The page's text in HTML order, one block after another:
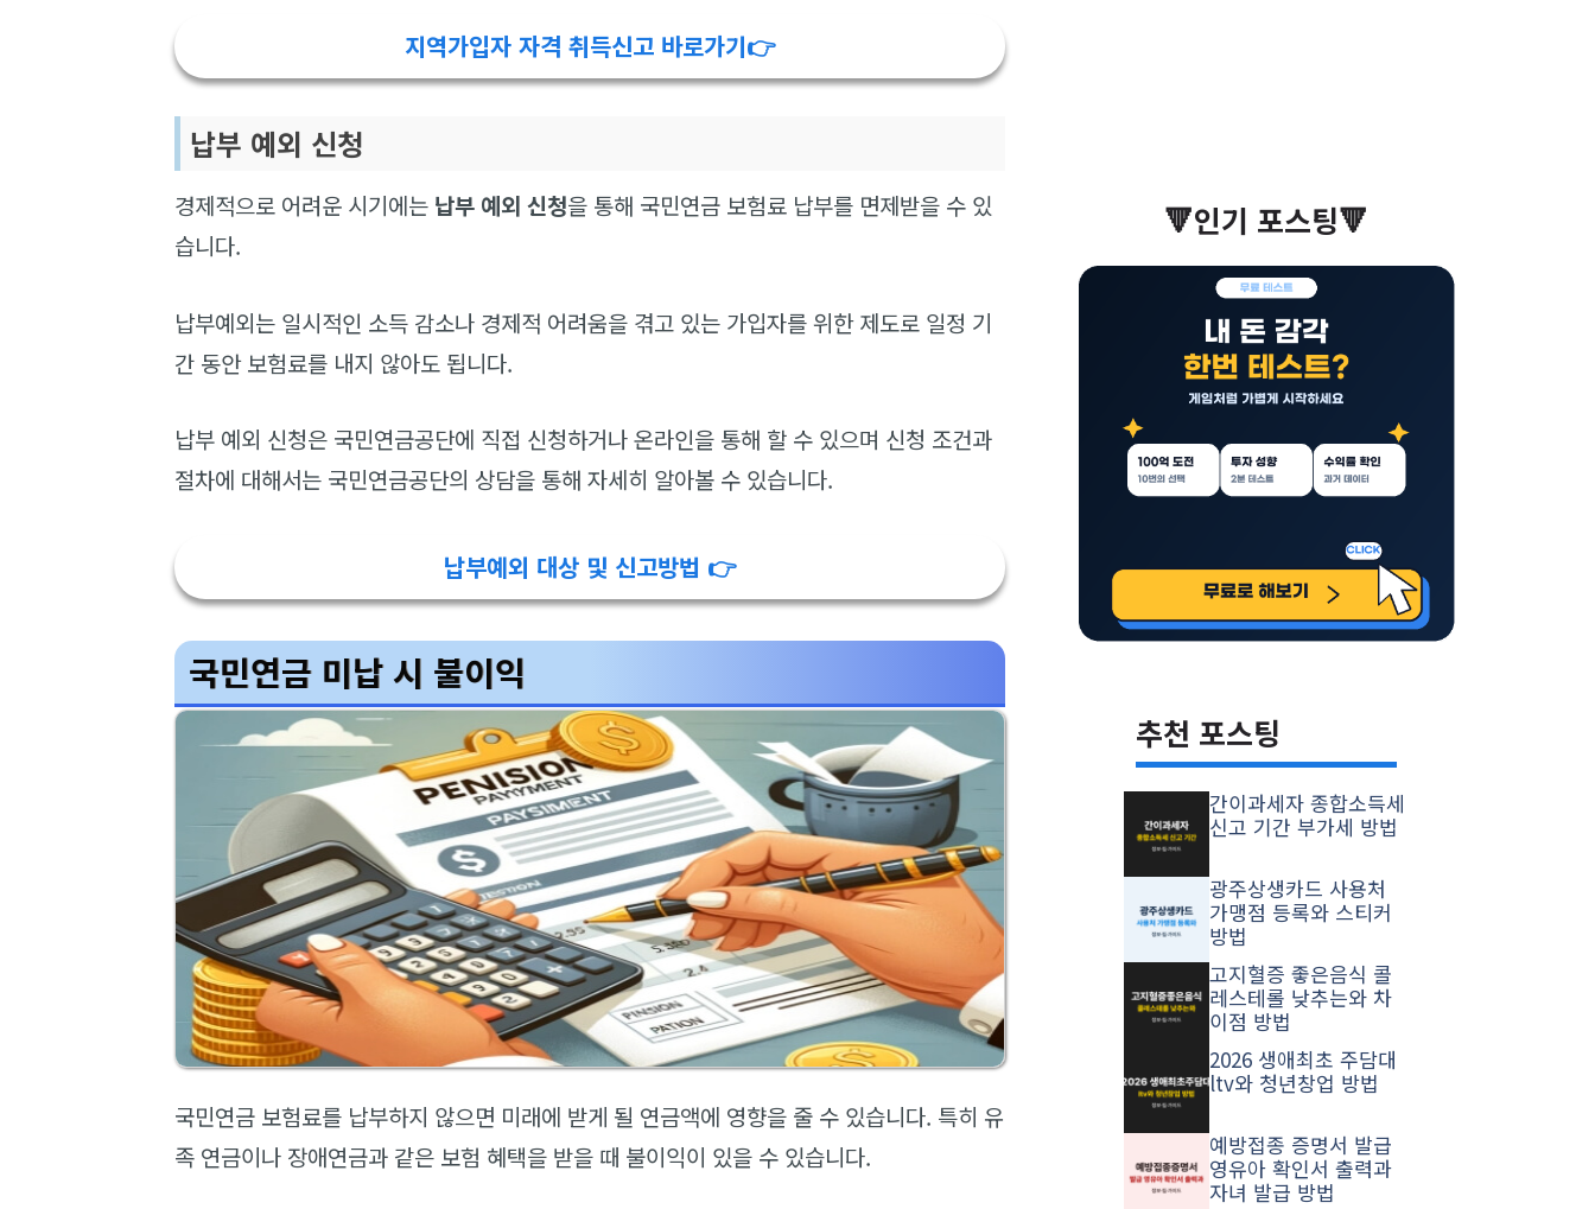
지역가입자 자격 취득신고 바로가기👉
납부 예외 신청
경제적으로 어려운 시기에는 납부 예외 신청을 통해 국민연금 보험료 납부를 면제받을 수 있
습니다.
납부예외는 일시적인 소득 감소나 경제적 어려움을 겪고 있는 가입자를 위한 제도로 일정 기
간 동안 보험료를 내지 않아도 됩니다.
납부 예외 신청은 국민연금공단에 직접 신청하거나 온라인을 통해 할 수 있으며 신청 조건과
절차에 대해서는 국민연금공단의 상담을 통해 자세히 알아볼 수 있습니다.
납부예외 대상 및 신고방법 👉
국민연금 미납 시 불이익
국민연금 보험료를 납부하지 않으면 미래에 받게 될 연금액에 영향을 줄 수 있습니다. 특히 유
족 연금이나 장애연금과 같은 보험 혜택을 받을 때 불이익이 있을 수 있습니다.
🔻인기 포스팅🔻
추천 포스팅
간이과세자 종합소득세
신고 기간 부가세 방법
광주상생카드 사용처
가맹점 등록와 스티커
방법
고지혈증 좋은음식 콜
레스테롤 낮추는와 차
이점 방법
2026 생애최초 주담대
ltv와 청년창업 방법
예방접종 증명서 발급
영유아 확인서 출력과
자녀 발급 방법